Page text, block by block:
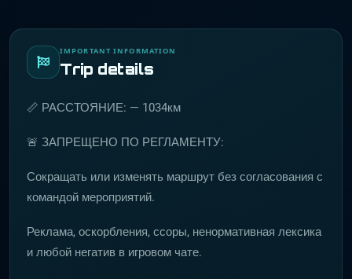
IMPORTANT INFORMATION
Trip details
📏 РАССТОЯНИЕ: — 1034км
🚨 ЗАПРЕЩЕНО ПО РЕГЛАМЕНТУ:
Сокращать или изменять маршрут без согласования с
командой мероприятий.
Реклама, оскорбления, ссоры, ненормативная лексика
и любой негатив в игровом чате.